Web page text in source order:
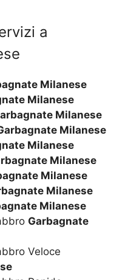
a
Milanese
Milanese
Milanese
Milanese
Milanese
Milanese
Milanese
Milanese
Milanese
Garbagnate
Veloce